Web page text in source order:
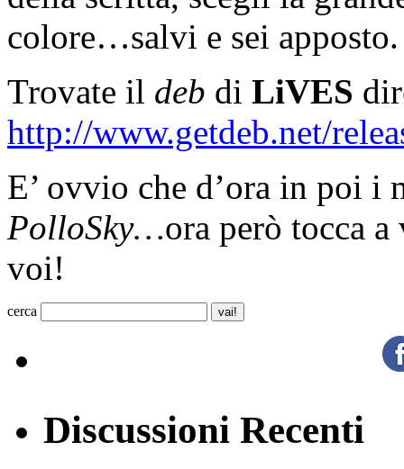
colore…salvi e sei apposto.
Trovate il deb di LiVES
http://www.getdeb.net/
E’ ovvio che d’ora in poi
PolloSky…ora però tocca
voi!
cerca
Discussioni Recenti